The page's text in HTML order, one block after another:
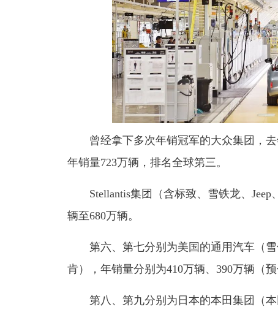
曾经拿下多次年销冠军的大众集团，
年销量723万辆，排名全球第三。
Stellantis集团 （含标致、雪铁龙、Jeep
辆至680万辆。
第六、第七分别为美国的通用汽车 （
肯）
，年销量分别为410万辆、390万辆 （
第八、第九分别为日本的本田集团 （